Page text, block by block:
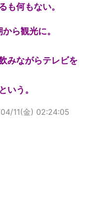
も何もない。
ら観光に。
みながらテレビを
いう。
11(金) 02:24:05